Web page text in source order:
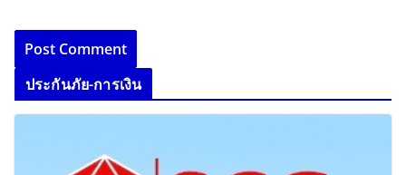
ประกันภัย-การเงิน